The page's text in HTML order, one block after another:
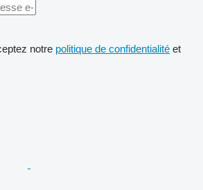
notre politique de confidentialité et